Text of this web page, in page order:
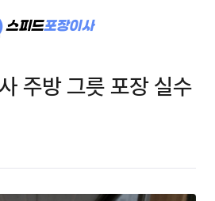
주방 그릇 포장 실수